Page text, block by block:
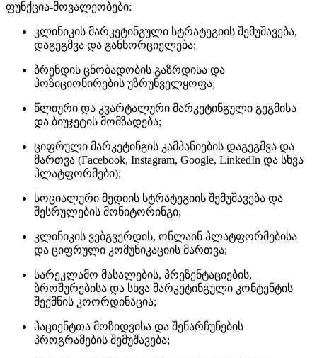
ფუნქცია-მოვალეობები:
კლინიკის მარკეტინგული სტრატეგიის შემუშავება,
დაგეგმვა და განხორციელება;
ბრენდის ცნობადობის გაზრდისა და
პოზიციონირების უზრუნველყოფა;
წლიური და კვარტალური მარკეტინგული გეგმისა
და ბიუჯეტის მომზადება;
ციფრული მარკეტინგის კამპანიების დაგეგმვა და
მართვა (Facebook, Instagram, Google, LinkedIn და სხვა
პლატფორმები);
სოციალური მედიის სტრატეგიის შემუშავება და
შესრულების მონიტორინგი;
კლინიკის ვებგვერდის, ონლაინ პლატფორმებისა
და ციფრული კომუნიკაციის მართვა;
სარეკლამო მასალების, პრეზენტაციების,
ბროშურებისა და სხვა მარკეტინგული კონტენტის
შექმნის კოორდინაცია;
პაციენტთა მოზიდვისა და შენარჩუნების
პროგრამების შემუშავება;